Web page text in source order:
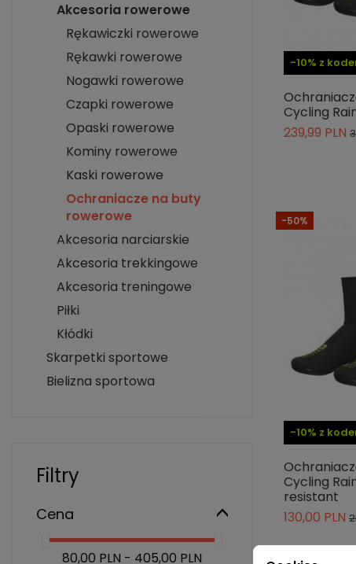
-10% z
Cycling
239,99 PLN
-10% z
-50%
Cycling
resistant
130,00 PLN
Akcesoria rowerowe
Rękawiczki rowerowe
Rękawki rowerowe
Nogawki rowerowe
Czapki rowerowe
Opaski rowerowe
Kominy rowerowe
Kaski rowerowe
Ochraniacze na buty
rowerowe
Akcesoria narciarskie
Akcesoria trekkingowe
Akcesoria treningowe
Piłki
Kłódki
Skarpetki sportowe
Bielizna sportowa
Filtry
Cena
80,00 PLN - 405,00 PLN